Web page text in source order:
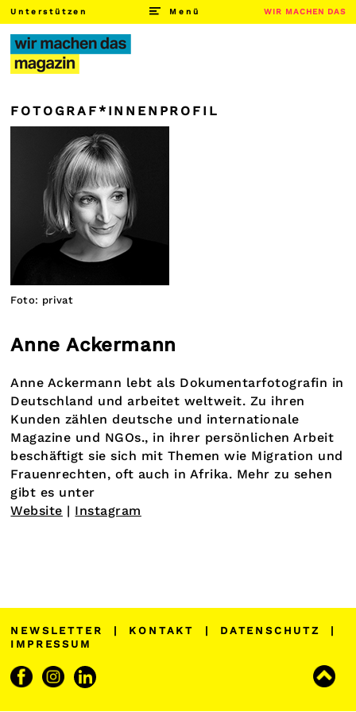
Unterstützen Menü WIR MACHEN DAS
FOTOGRAF*INNENPROFIL
Foto: privat
Anne Ackermann
Anne Ackermann lebt als Dokumentarfotografin in
Deutschland und arbeitet weltweit. Zu ihren
Kunden zählen deutsche und internationale
Magazine und NGOs., in ihrer persönlichen Arbeit
beschäftigt sie sich mit Themen wie Migration und
Frauenrechten, oft auch in Afrika. Mehr zu sehen
gibt es unter
Website | Instagram
NEWSLETTER | KONTAKT | DATENSCHUTZ
|
IMPRESSUM